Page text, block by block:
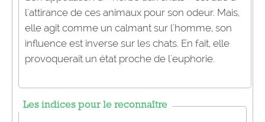
l'attirance de ces animaux pour son odeur. Mais,
elle agit comme un calmant sur l'homme, son
influence est inverse sur les chats. En fait, elle
provoquerait un état proche de l'euphorie.
Les indices pour le reconnaître